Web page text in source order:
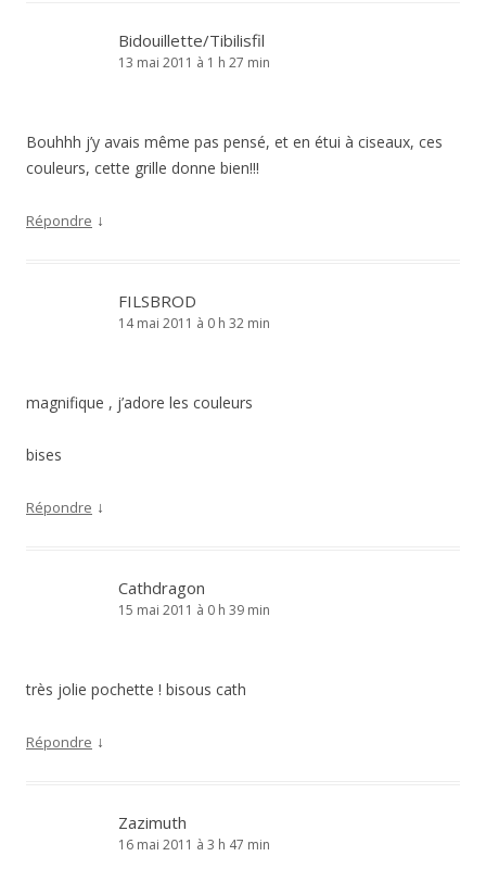
Bidouillette/Tibilisfil
13 mai 2011 à 1 h 27 min
Bouhhh j’y avais même pas pensé, et en étui à ciseaux, ces
couleurs, cette grille donne bien!!!
Répondre ↓
FILSBROD
14 mai 2011 à 0 h 32 min
magnifique , j’adore les couleurs
bises
Répondre ↓
Cathdragon
15 mai 2011 à 0 h 39 min
très jolie pochette ! bisous cath
Répondre ↓
Zazimuth
16 mai 2011 à 3 h 47 min